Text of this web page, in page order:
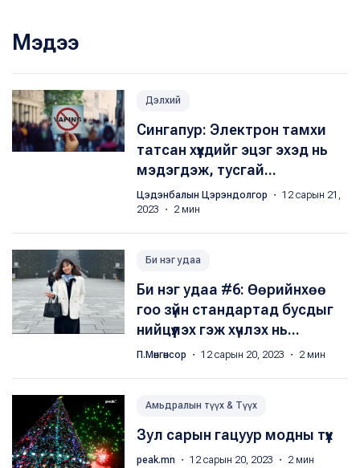
Мэдээ
Дэлхий
Сингапур: Электрон тамхи
татсан хүүхдийг эцэг эхэд нь
мэдэгдэж, тусгай...
Цэдэнбалын Цэрэндолгор
・ 12 сарын 21,
2023 ・ 2 мин
Би нэг удаа
Би нэг удаа #6: Өөрийнхөө
гоо зүйн стандартад бусдыг
нийцүүлэх гэж хүчлэх нь...
П.Мөнгөнсор ・ 12 сарын 20, 2023 ・ 2 мин
Амьдралын түүх & Түүх
Зул сарын гацуур модны түүх
peak.mn ・ 12 сарын 20, 2023 ・ 2 мин